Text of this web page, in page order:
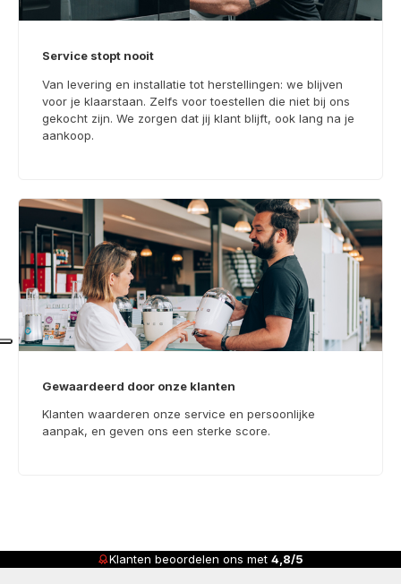
Service stopt nooit
Van levering en installatie tot herstellingen: we blijven
voor je klaarstaan. Zelfs voor toestellen die niet bij ons
gekocht zijn. We zorgen dat jij klant blijft, ook lang na je
aankoop.
Gewaardeerd door onze klanten
Klanten waarderen onze service en persoonlijke
aanpak, en geven ons een sterke score.
Klanten beoordelen ons met 4,8/5